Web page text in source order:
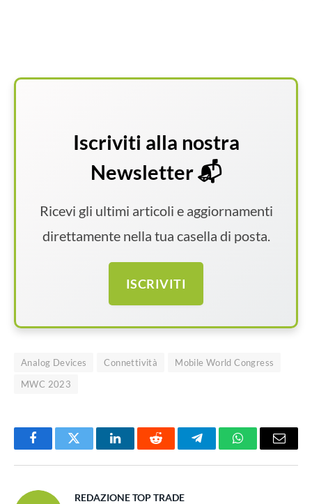
Iscriviti alla nostra
Newsletter 📬
Ricevi gli ultimi articoli e aggiornamenti
direttamente nella tua casella di posta.
ISCRIVITI
Analog Devices Connettività
Mobile World Congress
MWC 2023
FacebookTwitter LinkedInReddit TelegramWhatsAppEmail
REDAZIONE TOP TRADE